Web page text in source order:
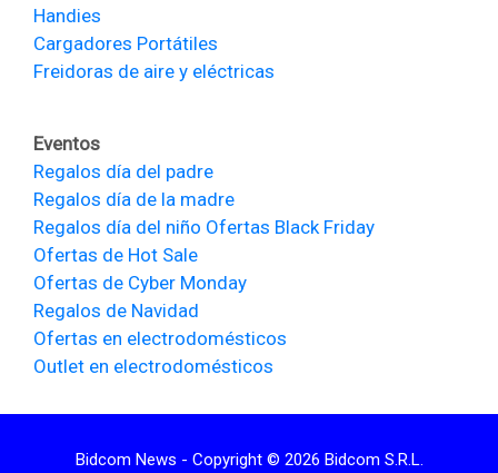
Handies
Cargadores Portátiles
Freidoras de aire y eléctricas
Eventos
Regalos día del padre
Regalos día de la madre
Regalos día del niño Ofertas Black Friday
Ofertas de Hot Sale
Ofertas de Cyber Monday
Regalos de Navidad
Ofertas en electrodomésticos
Outlet en electrodomésticos
Bidcom News - Copyright © 2026 Bidcom S.R.L.